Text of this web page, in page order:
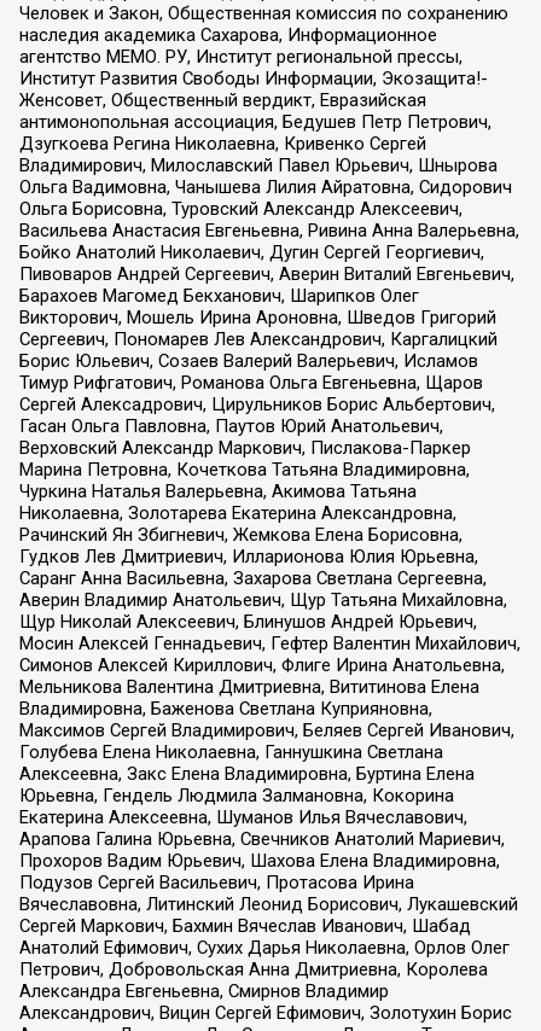
Человек и Закон, Общественная комиссия по сохранению
наследия академика Сахарова, Информационное
агентство МЕМО. РУ, Институт региональной прессы,
Институт Развития Свободы Информации, Экозащита!-
Женсовет, Общественный вердикт, Евразийская
антимонопольная ассоциация, Бедушев Петр Петрович,
Дзугкоева Регина Николаевна, Кривенко Сергей
Владимирович, Милославский Павел Юрьевич, Шнырова
Ольга Вадимовна, Чанышева Лилия Айратовна, Сидорович
Ольга Борисовна, Туровский Александр Алексеевич,
Васильева Анастасия Евгеньевна, Ривина Анна Валерьевна,
Бойко Анатолий Николаевич, Дугин Сергей Георгиевич,
Пивоваров Андрей Сергеевич, Аверин Виталий Евгеньевич,
Барахоев Магомед Бекханович, Шарипков Олег
Викторович, Мошель Ирина Ароновна, Шведов Григорий
Сергеевич, Пономарев Лев Александрович, Каргалицкий
Борис Юльевич, Созаев Валерий Валерьевич, Исламов
Тимур Рифгатович, Романова Ольга Евгеньевна, Щаров
Сергей Алексадрович, Цирульников Борис Альбертович,
Гасан Ольга Павловна, Паутов Юрий Анатольевич,
Верховский Александр Маркович, Пислакова-Паркер
Марина Петровна, Кочеткова Татьяна Владимировна,
Чуркина Наталья Валерьевна, Акимова Татьяна
Николаевна, Золотарева Екатерина Александровна,
Рачинский Ян Збигневич, Жемкова Елена Борисовна,
Гудков Лев Дмитриевич, Илларионова Юлия Юрьевна,
Саранг Анна Васильевна, Захарова Светлана Сергеевна,
Аверин Владимир Анатольевич, Щур Татьяна Михайловна,
Щур Николай Алексеевич, Блинушов Андрей Юрьевич,
Мосин Алексей Геннадьевич, Гефтер Валентин Михайлович,
Симонов Алексей Кириллович, Флиге Ирина Анатольевна,
Мельникова Валентина Дмитриевна, Вититинова Елена
Владимировна, Баженова Светлана Куприяновна,
Максимов Сергей Владимирович, Беляев Сергей Иванович,
Голубева Елена Николаевна, Ганнушкина Светлана
Алексеевна, Закс Елена Владимировна, Буртина Елена
Юрьевна, Гендель Людмила Залмановна, Кокорина
Екатерина Алексеевна, Шуманов Илья Вячеславович,
Арапова Галина Юрьевна, Свечников Анатолий Мариевич,
Прохоров Вадим Юрьевич, Шахова Елена Владимировна,
Подузов Сергей Васильевич, Протасова Ирина
Вячеславовна, Литинский Леонид Борисович, Лукашевский
Сергей Маркович, Бахмин Вячеслав Иванович, Шабад
Анатолий Ефимович, Сухих Дарья Николаевна, Орлов Олег
Петрович, Добровольская Анна Дмитриевна, Королева
Александра Евгеньевна, Смирнов Владимир
Александрович, Вицин Сергей Ефимович, Золотухин Борис